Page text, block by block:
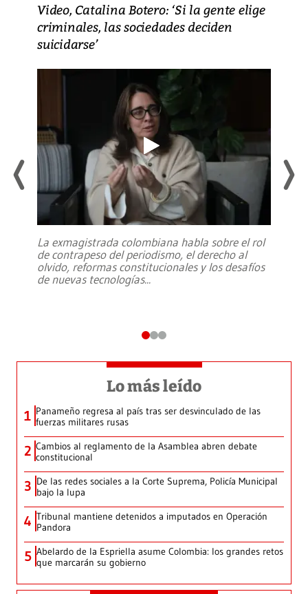
Video, Catalina Botero: ‘Si la gente elige
criminales, las sociedades deciden
suicidarse’
La exmagistrada colombiana habla sobre el rol
de contrapeso del periodismo, el derecho al
olvido, reformas constitucionales y los desafíos
de nuevas tecnologías...
Lo más leído
1 Panameño regresa al país tras ser desvinculado de las
fuerzas militares rusas
2 Cambios al reglamento de la Asamblea abren debate
constitucional
3 De las redes sociales a la Corte Suprema, Policía Municipal
bajo la lupa
4 Tribunal mantiene detenidos a imputados en Operación
Pandora
5 Abelardo de la Espriella asume Colombia: los grandes retos
que marcarán su gobierno